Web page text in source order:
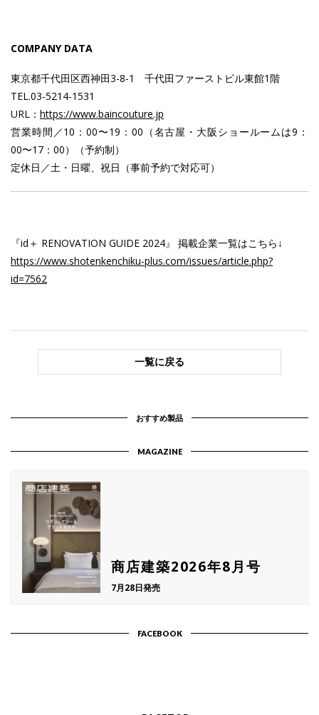
COMPANY DATA
東京都千代田区西神田3-8-1 千代田ファーストビル東館1階
TEL.03-5214-1531
URL： https://www.baincouture.jp
営業時間／10：00〜19：00（名古屋・大阪ショールームは9：
00〜17：00）（予約制）
定休日／土・日曜、祝日（事前予約で対応可）
『id＋ RENOVATION GUIDE 2024』 掲載企業一覧はこちら↓
https://www.shotenkenchiku-plus.com/issues/article.php?
id=7562
一覧に戻る
おすすめ製品
MAGAZINE
商店建築2026年8月号
7月28日発売
FACEBOOK